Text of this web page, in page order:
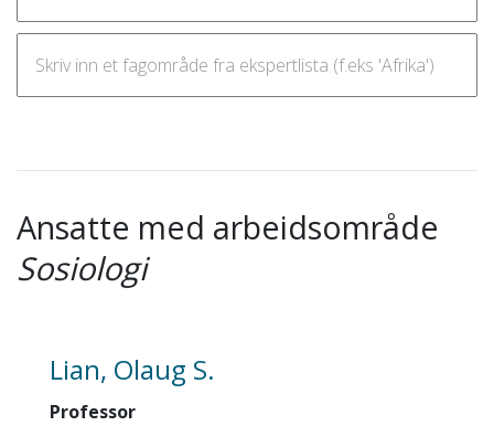
Ansatte med arbeidsområde
Sosiologi
Lian, Olaug S.
Professor